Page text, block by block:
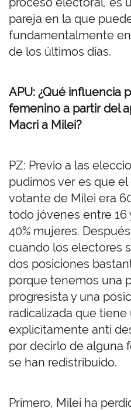
pareja en la que
fundamentalmente
de los últimos días.
APU: ¿Qué influencia
femenino a partir del
Macri a Milei?
PZ: Previo a las
pudimos ver es que
votante de Milei era
todo jóvenes entre 16
40% mujeres.
cuando los electores
dos posiciones
porque tenemos una
progresista y una
radicalizada que
explícitamente anti
por decirlo de alguna
se han redistribuido.
Primero, Milei ha